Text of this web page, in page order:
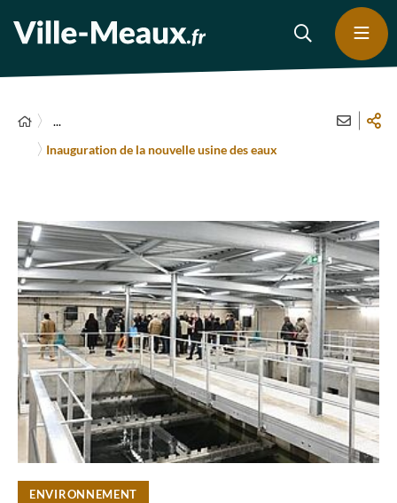
...
Inauguration de la nouvelle usine des eaux
ENVIRONNEMENT